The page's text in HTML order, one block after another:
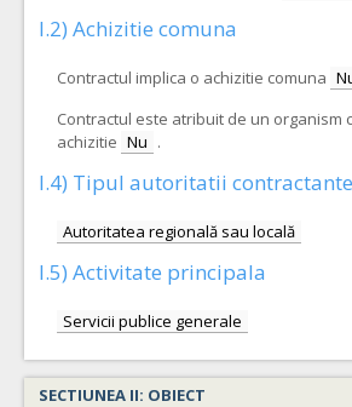
I.2) Achizitie comuna
Contractul implica o achizitie comuna
Contractul este atribuit de un organism
achizitie Nu .
I.4) Tipul autoritatii contractante
Autoritatea regională sau locală
I.5) Activitate principala
Servicii publice generale
SECTIUNEA II: OBIECT